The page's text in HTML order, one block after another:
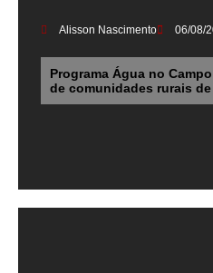
Alisson Nascimento 06/08/
Programa Água no
de comunidades rurais